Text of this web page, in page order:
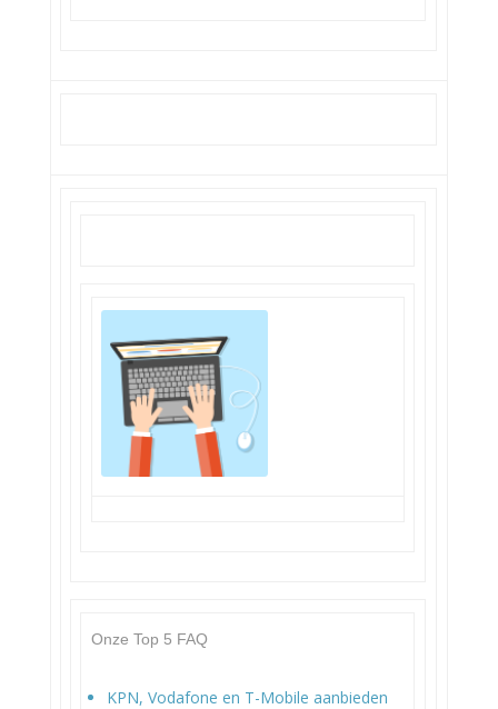
Onze Top 5 FAQ
KPN, Vodafone en T-Mobile aanbieden